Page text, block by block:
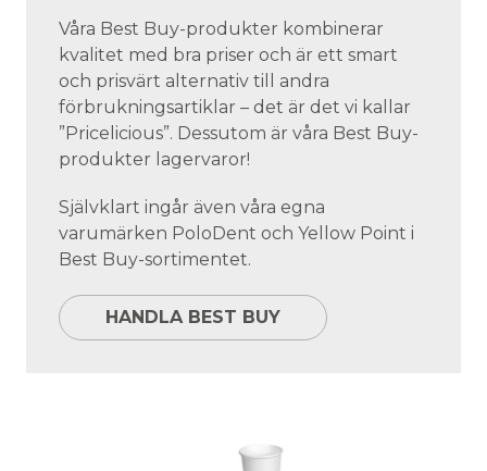
Våra Best Buy-produkter kombinerar
kvalitet med bra priser och är ett smart
och prisvärt alternativ till andra
förbrukningsartiklar – det är det vi kallar
”Pricelicious”. Dessutom är våra Best Buy-
produkter lagervaror!
Självklart ingår även våra egna
varumärken PoloDent och Yellow Point i
Best Buy-sortimentet.
HANDLA BEST BUY